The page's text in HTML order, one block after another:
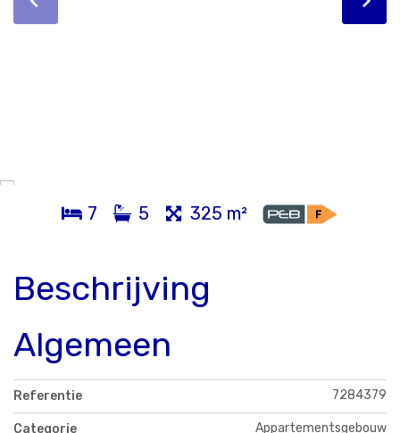
7 5 325 m²
Beschrijving
Algemeen
Referentie 7284379
Categorie Appartementsgebouw